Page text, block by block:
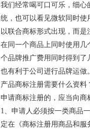
我们经常喝可口可乐，细
统，也可以看见微软同时使
以联合商标形式出现，而是
在同一个商品上同时使用
个品牌推广费用同时得到了
也有利于公司进行品牌运做。
产品商标注册需要什么资料
申请商标注册的，应当向商
1、申请人必须按一类商品
定在《商标注册用商品和